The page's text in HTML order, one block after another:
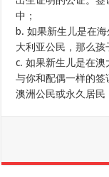
中；
b. 如果新生儿是在
大利亚公民，那么孩
c. 如果新生儿是在
与你和配偶一样的
澳洲公民或永久居民